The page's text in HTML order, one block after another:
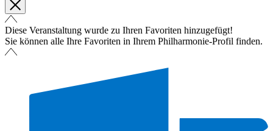
Diese Veranstaltung wurde zu Ihren Favoriten hinzugefügt!
Sie können alle Ihre Favoriten in Ihrem Philharmonie-Profil finden.